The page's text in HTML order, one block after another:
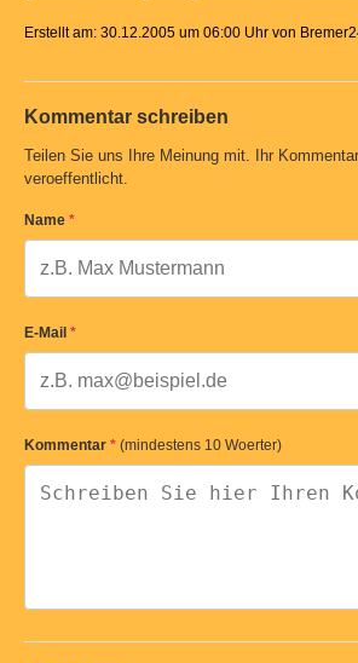
Erstellt am: 30.12.2005 um 06:00 Uhr von
Kommentar schreiben
Teilen Sie uns Ihre Meinung mit. Ihr
veroeffentlicht.
Name *
E-Mail *
Kommentar * (mindestens 10 Woerter)